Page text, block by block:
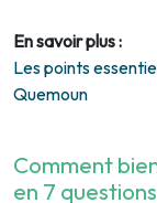
En savoir plus :
Les points
Quemoun
Comment
en 7